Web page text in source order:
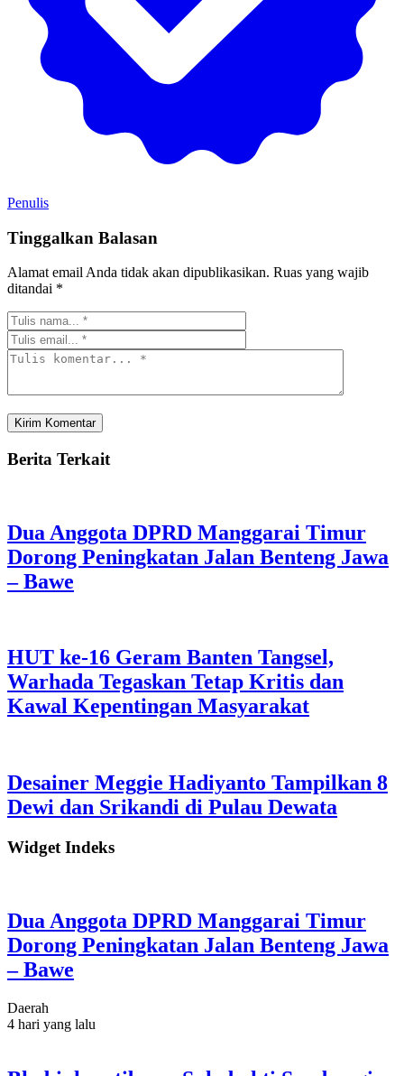
Penulis
Tinggalkan Balasan
Alamat email Anda tidak akan dipublikasikan. Ruas yang wajib
ditandai *
Berita Terkait
Dua Anggota DPRD Manggarai Timur
Dorong Peningkatan Jalan Benteng Jawa
– Bawe
HUT ke-16 Geram Banten Tangsel,
Warhada Tegaskan Tetap Kritis dan
Kawal Kepentingan Masyarakat
Desainer Meggie Hadiyanto Tampilkan 8
Dewi dan Srikandi di Pulau Dewata
Widget Indeks
Dua Anggota DPRD Manggarai Timur
Dorong Peningkatan Jalan Benteng Jawa
– Bawe
Daerah
4 hari yang lalu